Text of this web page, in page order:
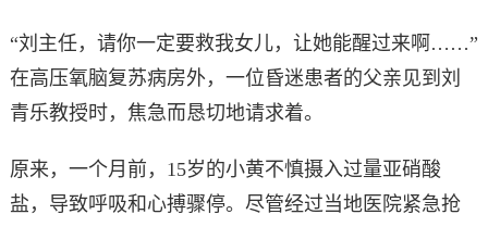
“刘主任，请你一定要救我女儿，让她能醒过来啊……”
在高压氧脑复苏病房外，一位昏迷患者的父亲见到刘
青乐教授时，焦急而恳切地请求着。
原来，一个月前，15岁的小黄不慎摄入过量亚硝酸
盐，导致呼吸和心搏骤停。尽管经过当地医院紧急抢